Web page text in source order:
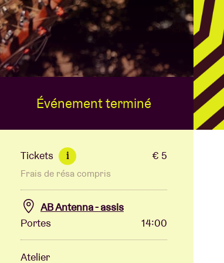
Événement terminé
Tickets i € 5
Frais de résa compris
AB Antenna - assis
Portes
14:00
Atelier